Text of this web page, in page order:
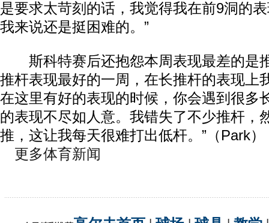
是要求太苛刻的话，我觉得我在前9洞的
我来说还是挺困难的。”
斯科特赛后还抱怨本周表现最差的是
推杆表现最好的一周，在长推杆的表现上
在这里有好的表现的时候，你会遇到很多
的表现不尽如人意。我错失了不少推杆，
推，这让我每天很难打出低杆。”（Park）
更多体育新闻